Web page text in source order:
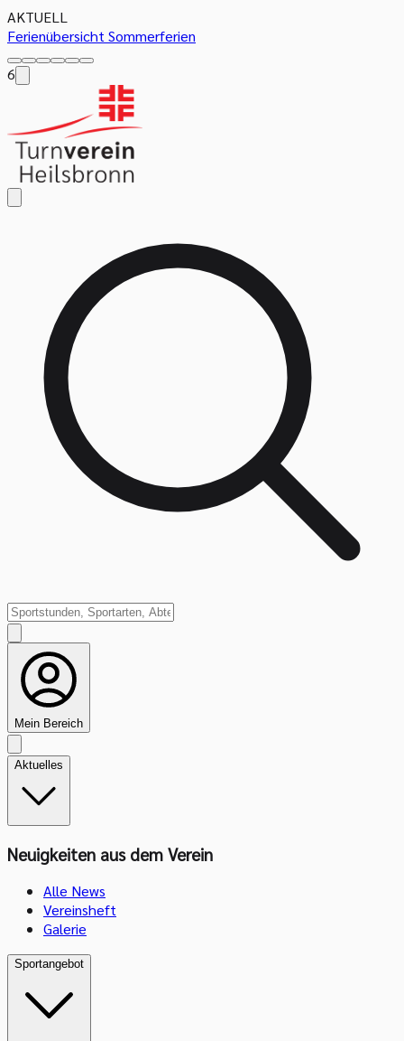
AKTUELL
Ferienübersicht Sommerferien
6
Mein Bereich
Aktuelles
Neuigkeiten aus dem Verein
Alle News
Vereinsheft
Galerie
Sportangebot